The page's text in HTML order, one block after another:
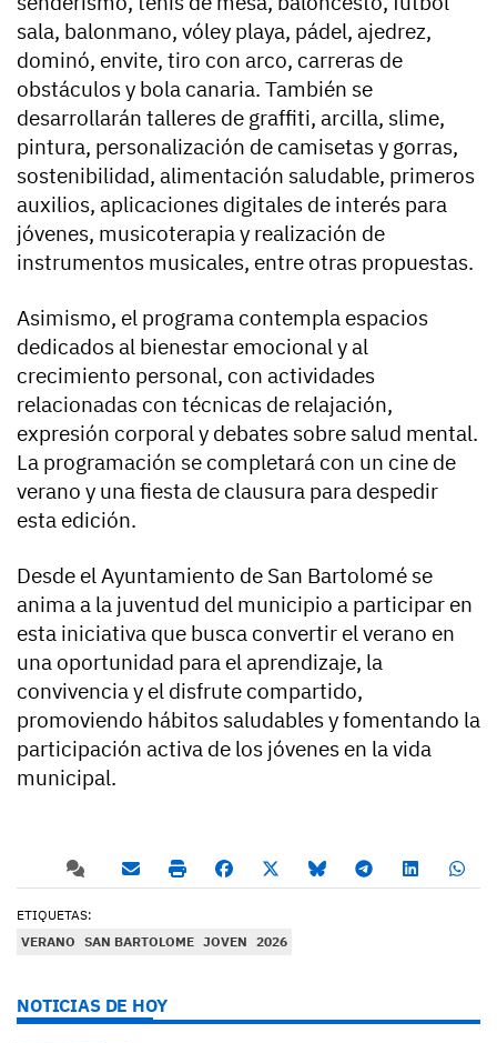
sala, balonmano, vóley playa, pádel, ajedrez,
dominó, envite, tiro con arco, carreras de
obstáculos y bola canaria. También se
desarrollarán talleres de graffiti, arcilla, slime,
pintura, personalización de camisetas y gorras,
sostenibilidad, alimentación saludable, primeros
auxilios, aplicaciones digitales de interés para
jóvenes, musicoterapia y realización de
instrumentos musicales, entre otras propuestas.
Asimismo, el programa contempla espacios
dedicados al bienestar emocional y al
crecimiento personal, con actividades
relacionadas con técnicas de relajación,
expresión corporal y debates sobre salud mental.
La programación se completará con un cine de
verano y una fiesta de clausura para despedir
esta edición.
Desde el Ayuntamiento de San Bartolomé se
anima a la juventud del municipio a participar en
esta iniciativa que busca convertir el verano en
una oportunidad para el aprendizaje, la
convivencia y el disfrute compartido,
promoviendo hábitos saludables y fomentando la
participación activa de los jóvenes en la vida
municipal.
ETIQUETAS:
VERANO SAN BARTOLOME JOVEN 2026
NOTICIAS DE HOY